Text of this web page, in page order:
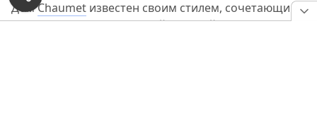
ДомChaumet известен своим стилем, сочетающим
возвышенность парижской высокой моды